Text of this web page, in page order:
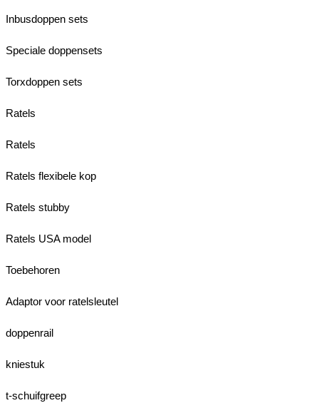
Inbusdoppen sets
Speciale doppensets
Torxdoppen sets
Ratels
Ratels
Ratels flexibele kop
Ratels stubby
Ratels USA model
Toebehoren
Adaptor voor ratelsleutel
doppenrail
kniestuk
t-schuifgreep